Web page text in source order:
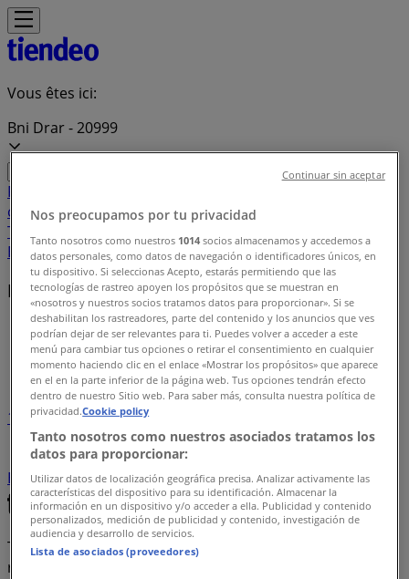
Vous êtes ici:
Bni Drar - 20999
Featured
chaussures et accessoires Électroménager et
Technologie
BébéVoitures, Motos et Accessoires RestaurantsBanques
Marques locales
Tiendeo dans Bni Drar»
Index des marques
1
LG
Apple Coca cola
Babyliss
Gillette Lindt
Tiendeo fait partie de Shopfully, l'entreprise tech qui
réinvente le commerce de proximité à travers le monde.
Nos preocupamos por tu privacidad
Tanto nosotros como nuestros 1014 socios almacenamos y accedemos a
datos personales, como datos de navegación o identificadores únicos, en
tu dispositivo. Si seleccionas Acepto, estarás permitiendo que las
tecnologías de rastreo apoyen los propósitos que se muestran en
«nosotros y nuestros socios tratamos datos para proporcionar». Si se
deshabilitan los rastreadores, parte del contenido y los anuncios que ves
podrían dejar de ser relevantes para ti. Puedes volver a acceder a este
menú para cambiar tus opciones o retirar el consentimiento en cualquier
momento haciendo clic en el enlace «Mostrar los propósitos» que aparece
en el en la parte inferior de la página web. Tus opciones tendrán efecto
dentro de nuestro Sitio web. Para saber más, consulta nuestra política de
privacidad.Cookie policy
Tanto nosotros como nuestros asociados tratamos los
datos para proporcionar:
Utilizar datos de localización geográfica precisa. Analizar activamente las
características del dispositivo para su identificación. Almacenar la
información en un dispositivo y/o acceder a ella. Publicidad y contenido
personalizados, medición de publicidad y contenido, investigación de
audiencia y desarrollo de servicios.
Lista de asociados (proveedores)
Continuar sin aceptar